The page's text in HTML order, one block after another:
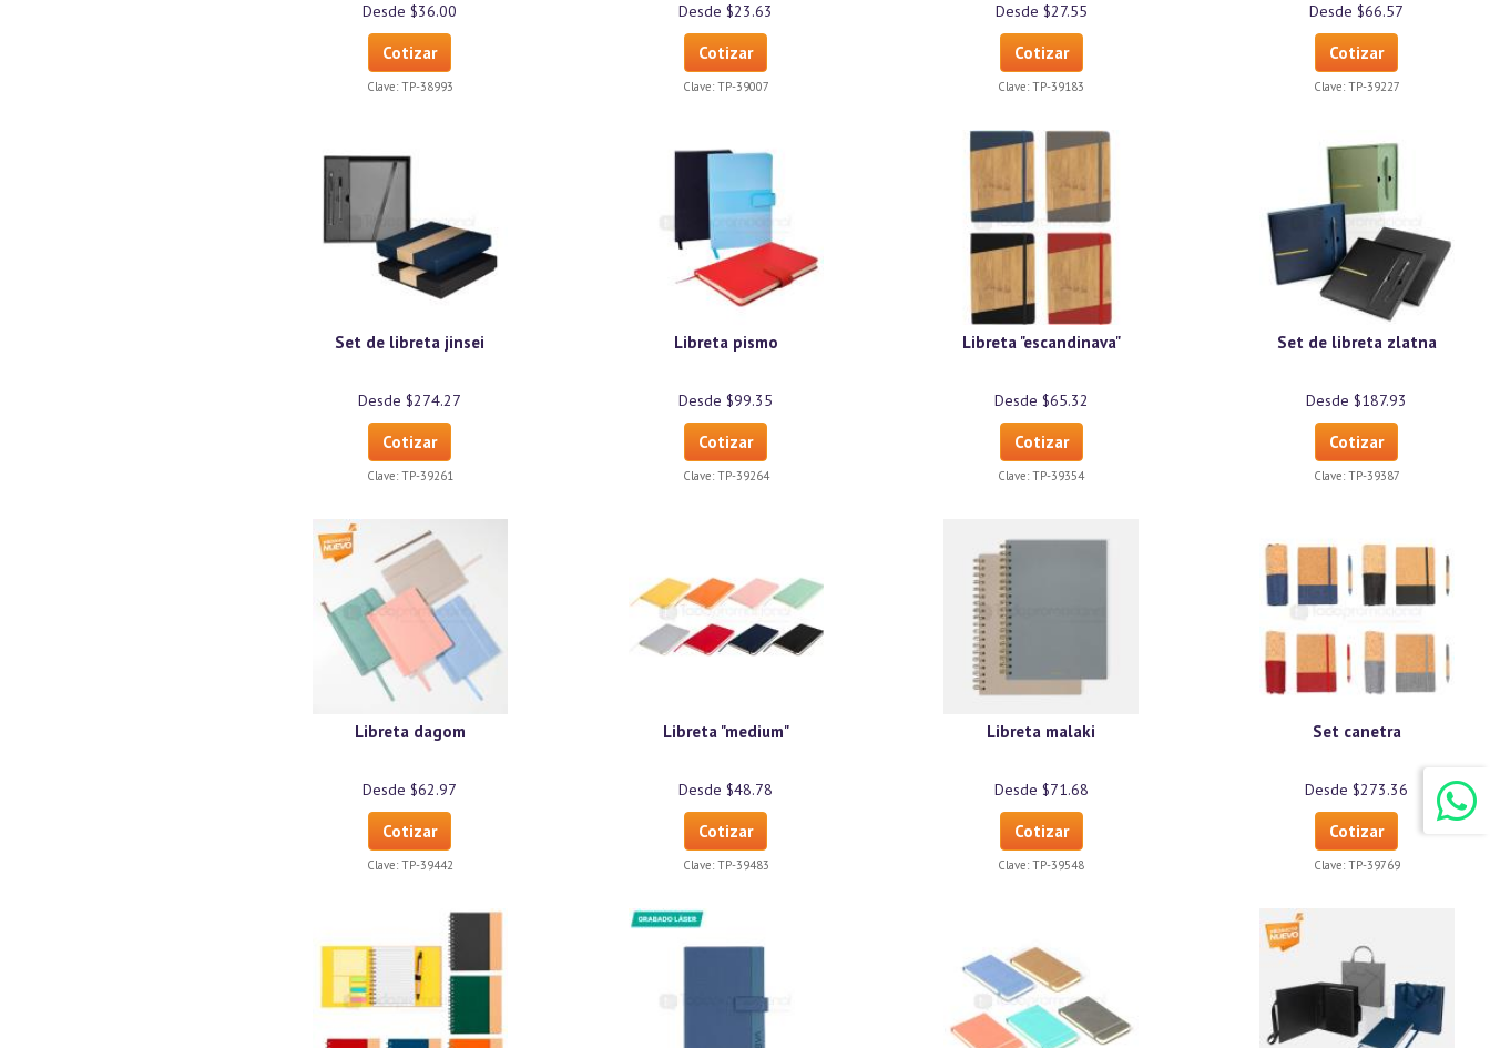
Desde $36.00
Cotizar
Clave: TP-38993
Desde $23.63
Cotizar
Clave: TP-39007
Desde $27.55
Cotizar
Clave:TP-39183
Desde $66.57
Cotizar
Clave: TP-39227
Set de libreta jinsei
Desde $274.27
Cotizar
Clave: TP-39261
Libreta pismo
Desde $99.35
Cotizar
Clave: TP-39264
Libreta "escandinava"
Desde $65.32
Cotizar
Clave:TP-39354
Set de libreta zlatna
Desde $187.93
Cotizar
Clave: TP-39387
Libreta dagom
Desde $62.97
Cotizar
Clave: TP-39442
Libreta "medium"
Desde $48.78
Cotizar
Clave: TP-39483
Libreta malaki
Desde $71.68
Cotizar
Clave:TP-39548
Set canetra
Desde $273.36
Cotizar
Clave: TP-39769